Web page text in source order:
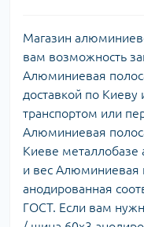
Магазин
вам возможность
Алюминиевая
доставкой по
транспортом или
Алюминиевая
Киеве
и вес Алюминиевая
анодированная
ГОСТ. Если вам